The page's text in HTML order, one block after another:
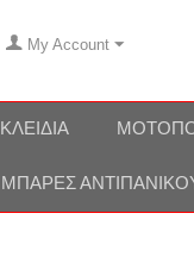
My Account
ΚΛΕΙΔΙΆ
ΜΠΆΡΕΣ